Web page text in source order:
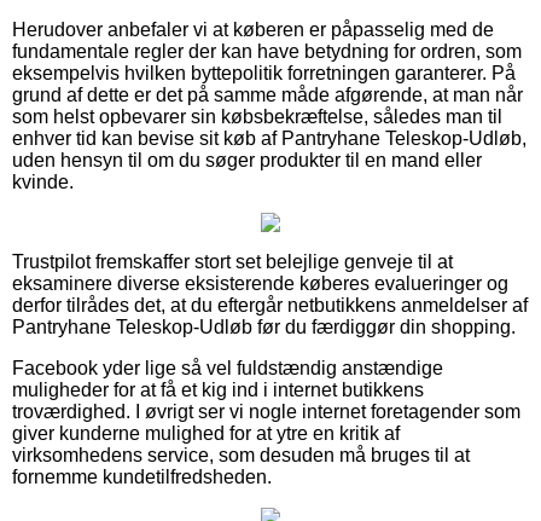
Herudover anbefaler vi at køberen er påpasselig med de
fundamentale regler der kan have betydning for ordren, som
eksempelvis hvilken byttepolitik forretningen garanterer. På
grund af dette er det på samme måde afgørende, at man når
som helst opbevarer sin købsbekræftelse, således man til
enhver tid kan bevise sit køb af Pantryhane Teleskop-Udløb,
uden hensyn til om du søger produkter til en mand eller
kvinde.
Trustpilot fremskaffer stort set belejlige genveje til at
eksaminere diverse eksisterende køberes evalueringer og
derfor tilrådes det, at du eftergår netbutikkens anmeldelser af
Pantryhane Teleskop-Udløb før du færdiggør din shopping.
Facebook yder lige så vel fuldstændig anstændige
muligheder for at få et kig ind i internet butikkens
troværdighed. I øvrigt ser vi nogle internet foretagender som
giver kunderne mulighed for at ytre en kritik af
virksomhedens service, som desuden må bruges til at
fornemme kundetilfredsheden.